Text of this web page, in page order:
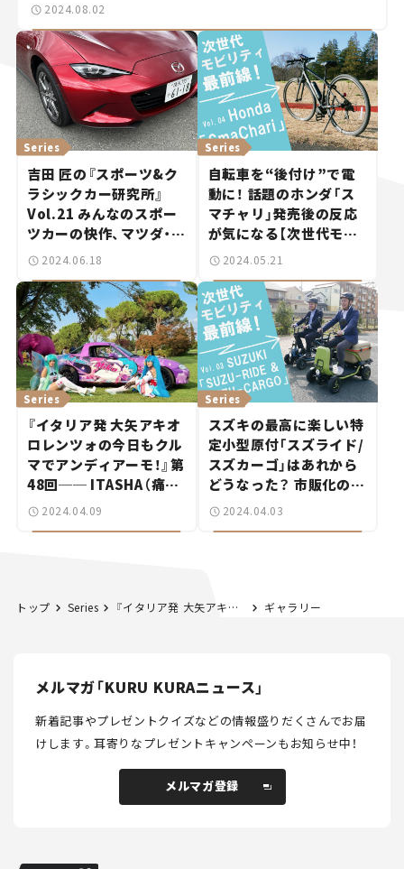
2024.08.02
吉田 匠の『スポーツ&ク
ラシックカー研究所』
Vol.21 みんなのスポー
ツカーの快作、マツダ・ロ
ードスター。
Series
2024.06.18
自転車を“後付け”で電
動に！ 話題のホンダ「ス
マチャリ」発売後の反応
が気になる【次世代モビ
リティ最前線！Vol.4】
Series
2024.05.21
『イタリア発 大矢アキオ
ロレンツォの今日もクル
マでアンディアーモ！』第
48回── ITASHA（痛
車）は僕の人生を変えた！
Series
2024.04.09
スズキの最高に楽しい特
定小型原付「スズライド/
スズカーゴ」はあれから
どうなった？ 市販化の可
能性を訊いてみた！【次世
Series
2024.04.03
トップ Series 『イタリア発 大矢アキオの今日もクルマでアンディアーモ！』第6回 日本だけじゃない!? イタリアやフランスでも”誤給油”が起きてしまうワケ ギャラリー
メルマガ「KURU KURAニュース」
新着記事やプレゼントクイズなどの情報盛りだくさんでお届
けします。耳寄りなプレゼントキャンペーンもお知らせ中！
メルマガ登録